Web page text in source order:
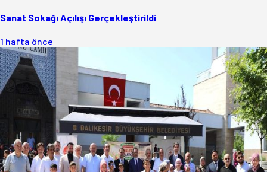
Sanat Sokağı Açılışı Gerçekleştirildi
1 hafta önce